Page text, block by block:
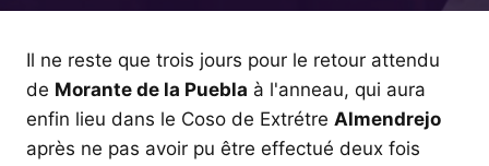
Il ne reste que trois jours pour le retour attendu
de Morante de la Puebla à l'anneau, qui aura
enfin lieu dans le Coso de Extrétre Almendrejo
après ne pas avoir pu être effectué deux fois